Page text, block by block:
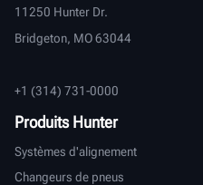
11250 Hunter Dr.
Bridgeton, MO 63044
+1 (314) 731-0000
Produits Hunter
Systèmes d'alignement
Changeurs de pneus